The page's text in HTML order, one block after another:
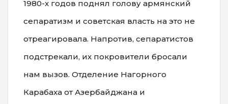
1980-х годов поднял голову армянский
сепаратизм и советская власть на это не
отреагировала. Напротив, сепаратистов
подстрекали, их покровители бросали
нам вызов. Отделение Нагорного
Карабаха от Азербайджана и